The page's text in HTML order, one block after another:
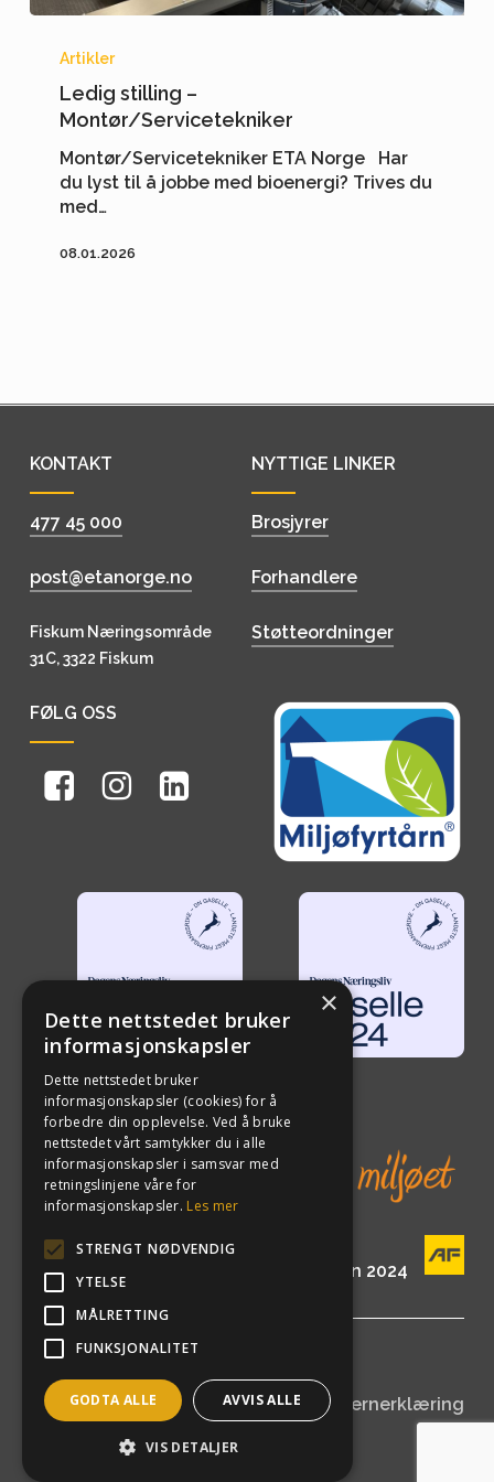
stilling
Montør/Servicetekniker
Artikler
Ledig stilling –
Montør/Servicetekniker
Montør/Servicetekniker ETA Norge Har
du lyst til å jobbe med bioenergi? Trives du
med…
08.01.2026
KONTAKT
477 45 000
post@etanorge.no
Fiskum Næringsområde
31C, 3322 Fiskum
NYTTIGE LINKER
Brosjyrer
Forhandlere
Støtteordninger
FØLG OSS
En del av AF Gruppen siden 2024
©2026ETA Norge AS
Åpenhetsloven|Personvernerklæring
×
Dette nettstedet bruker
informasjonskapsler
Dette nettstedet bruker
informasjonskapsler (cookies) for å
forbedre din opplevelse. Ved å bruke
nettstedet vårt samtykker du i alle
informasjonskapsler i samsvar med
retningslinjene våre for
informasjonskapsler. Les mer
STRENGT NØDVENDIG
YTELSE
MÅLRETTING
FUNKSJONALITET
GODTA ALLE AVVIS ALLE
VIS DETALJER